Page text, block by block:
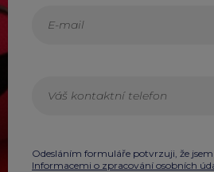
Odesláním formuláře potvrzuji, že jsem
Informacemi o zpracování osobních